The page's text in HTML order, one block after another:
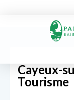
Cayeux-
Tourisme